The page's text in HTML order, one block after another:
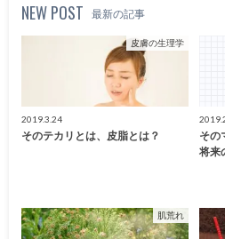
NEW POST 最新の記事
皮膚の生理学
2019.3.24
そのテカリとは、皮脂とは？
その
将来
肌荒れ